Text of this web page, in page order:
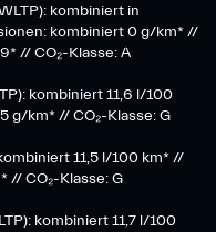
kombiniert in
kombiniert 0 g/km* //
// CO₂-Klasse: A
kombiniert 11,6 l/100
g/km* // CO₂-Klasse: G
11,5 l/100 km* //
// CO₂-Klasse: G
kombiniert 11,7 l/100